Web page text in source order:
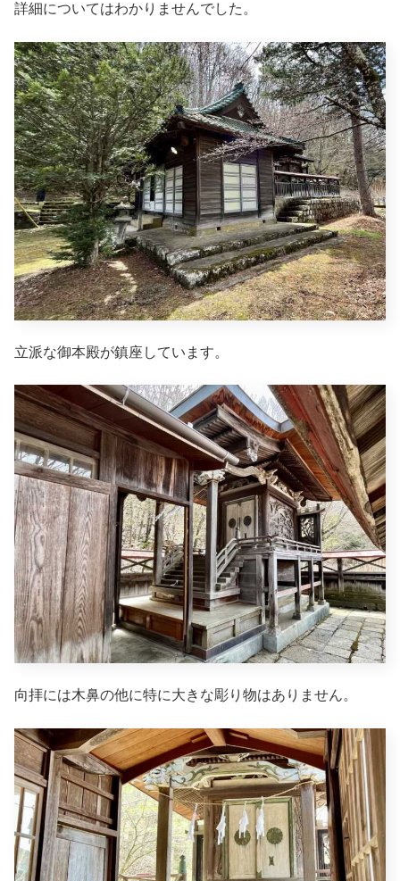
詳細についてはわかりませんでした。
立派な御本殿が鎮座しています。
向拝には木鼻の他に特に大きな彫り物はありません。